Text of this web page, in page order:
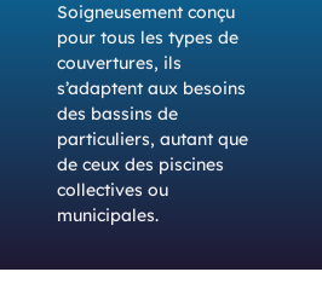
Soigneusement conçu
pour tous les types de
couvertures, ils
s’adaptent aux besoins
des bassins de
particuliers, autant que
de ceux des piscines
collectives ou
municipales.